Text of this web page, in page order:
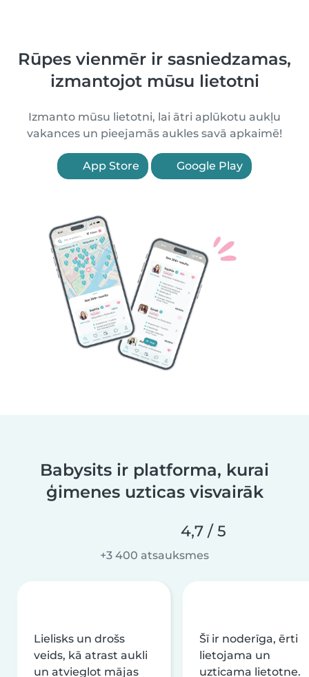
Rūpes vienmēr ir sasniedzamas,
izmantojot mūsu lietotni
Izmanto mūsu lietotni, lai ātri aplūkotu aukļu
vakances un pieejamās aukles savā apkaimē!
App Store Google Play
Babysits ir platforma, kurai
ģimenes uzticas visvairāk
4,7 / 5
+3 400 atsauksmes
Lielisks un drošs
veids, kā atrast aukli
un atvieglot mājas
Šī ir noderīga, ērti
lietojama un
uzticama lietotne.